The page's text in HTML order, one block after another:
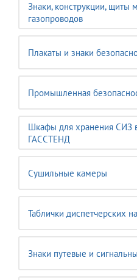
Знаки, конструкции, щиты
газопроводов
Плакаты и знаки
Промышленная
Шкафы для хранения СИЗ в
ГАССТЕНД
Сушильные камеры
Таблички диспетчерских
Знаки путевые и